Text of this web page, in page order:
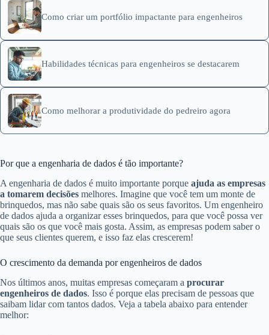
Como criar um portfólio impactante para engenheiros
Habilidades técnicas para engenheiros se destacarem
Como melhorar a produtividade do pedreiro agora
Por que a engenharia de dados é tão importante?
A engenharia de dados é muito importante porque ajuda as empresas
a tomarem decisões melhores. Imagine que você tem um monte de
brinquedos, mas não sabe quais são os seus favoritos. Um engenheiro
de dados ajuda a organizar esses brinquedos, para que você possa ver
quais são os que você mais gosta. Assim, as empresas podem saber o
que seus clientes querem, e isso faz elas crescerem!
O crescimento da demanda por engenheiros de dados
Nos últimos anos, muitas empresas começaram a procurar
engenheiros de dados. Isso é porque elas precisam de pessoas que
saibam lidar com tantos dados. Veja a tabela abaixo para entender
melhor: